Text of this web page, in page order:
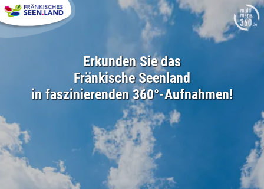
Erkunden Sie das
Fränkische Seenland
in faszinierenden 360°-Aufnahmen!